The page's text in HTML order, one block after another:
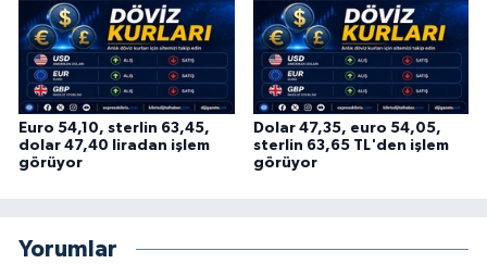
Euro 54,10, sterlin 63,45,
dolar 47,40 liradan işlem
görüyor
Dolar 47,35, euro 54,05,
sterlin 63,65 TL'den işlem
görüyor
Yorumlar